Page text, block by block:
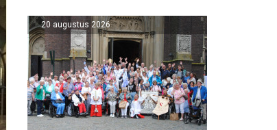
20 augustus 2026